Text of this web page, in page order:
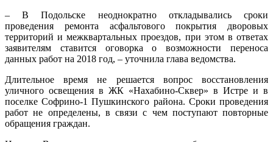
– В Подольске неоднократно откладывались сроки
проведения ремонта асфальтового покрытия дворовых
территорий и межквартальных проездов, при этом в ответах
заявителям ставится оговорка о возможности переноса
данных работ на 2018 год, – уточнила глава ведомства.
Длительное время не решается вопрос восстановления
уличного освещения в ЖК «Нахабино-Сквер» в Истре и в
поселке Софрино-1 Пушкинского района. Сроки проведения
работ не определены, в связи с чем поступают повторные
обращения граждан.